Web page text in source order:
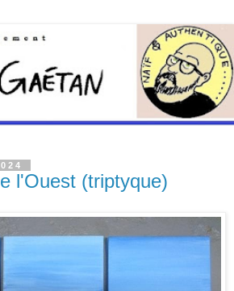
l'Ouest (triptyque)